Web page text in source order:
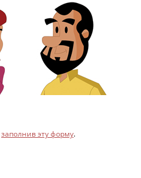
заполнив эту форму.